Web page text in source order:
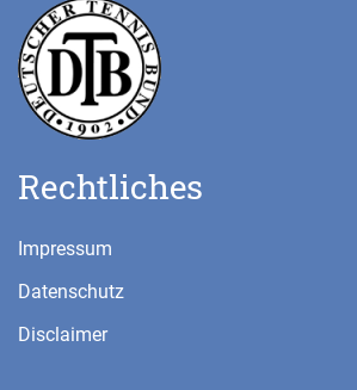
Rechtliches
Impressum
Datenschutz
Disclaimer